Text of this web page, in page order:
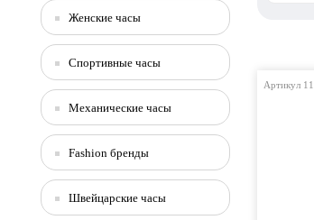
Женские часы
Спортивные часы
Механические часы
Fashion бренды
Швейцарские часы
Артикул